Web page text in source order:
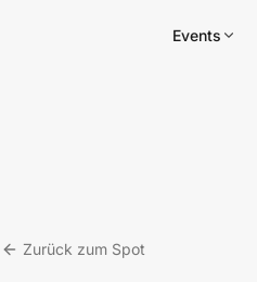
Events
Zurück zum Spot